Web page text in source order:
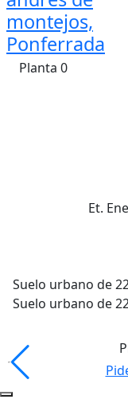
montejos,
Ponferrada
Planta 0
Et.
Suelo urbano de
Suelo urbano de